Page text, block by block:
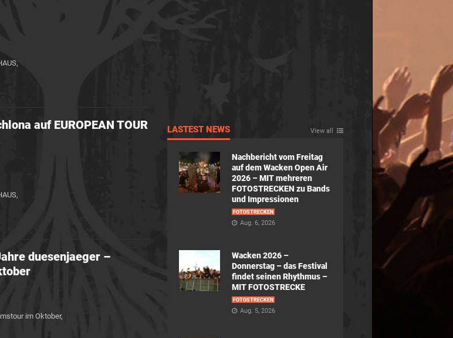
auf EUROPEAN TOUR
duesenjaeger –
im Oktober,
LASTEST NEWS View all
Nachbericht vom Freitag
auf dem Wacken Open Air
2026 – MIT mehreren
FOTOSTRECKEN zu Bands
und Impressionen
FOTOSTRECKEN
Aug. 6, 2026
Wacken 2026 –
Donnerstag – das Festival
findet seinen Rhythmus –
MIT FOTOSTRECKE
FOTOSTRECKEN
Aug. 5, 2026